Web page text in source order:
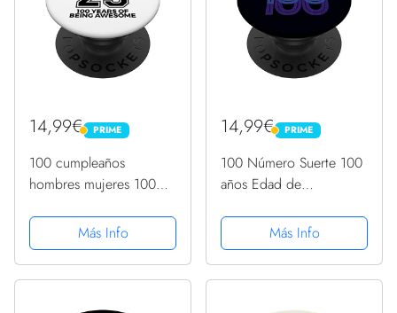
14,99€ PRIME
PRIME
100 cumpleaños
hombres mujeres 100
impresionante
PopSockets PopGrip
Intercambiable
Más Info
14,99€ PRIME
PRIME
100 Número Suerte 100
años Edad de
Dep PopSockets
PopGrip Intercambiable
Más Info